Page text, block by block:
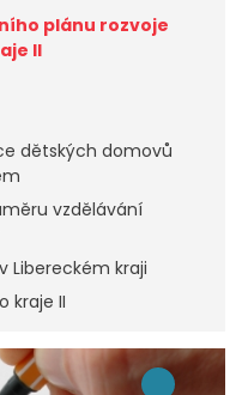
plánu rozvoje
II
dětských domovů
vzdělávání
Libereckém kraji
kraje II